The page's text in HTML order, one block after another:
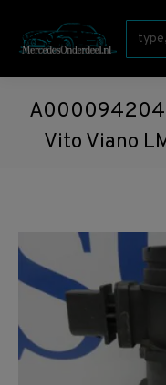
Vito Viano